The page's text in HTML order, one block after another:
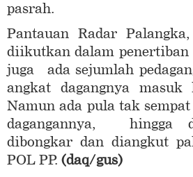
pasrah.
Pantauan Radar
diikutkan dalam
juga ada sejumlah
angkat dagangnya
Namun ada pula tak
dagangannya, hingga
dibongkar dan diangkut
POL PP. (daq/gus)